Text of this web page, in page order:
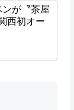
ンが〝茶屋
西初オー